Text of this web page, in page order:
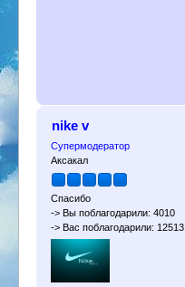
nike v
Супермодератор
Аксакал
Спасибо
-> Вы поблагодарили: 4010
-> Вас поблагодарили: 12513